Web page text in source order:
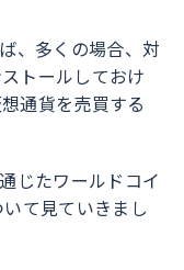
、多くの場合、対
トールしておけ
通貨を売買する
じたワールドコイ
て見ていきまし